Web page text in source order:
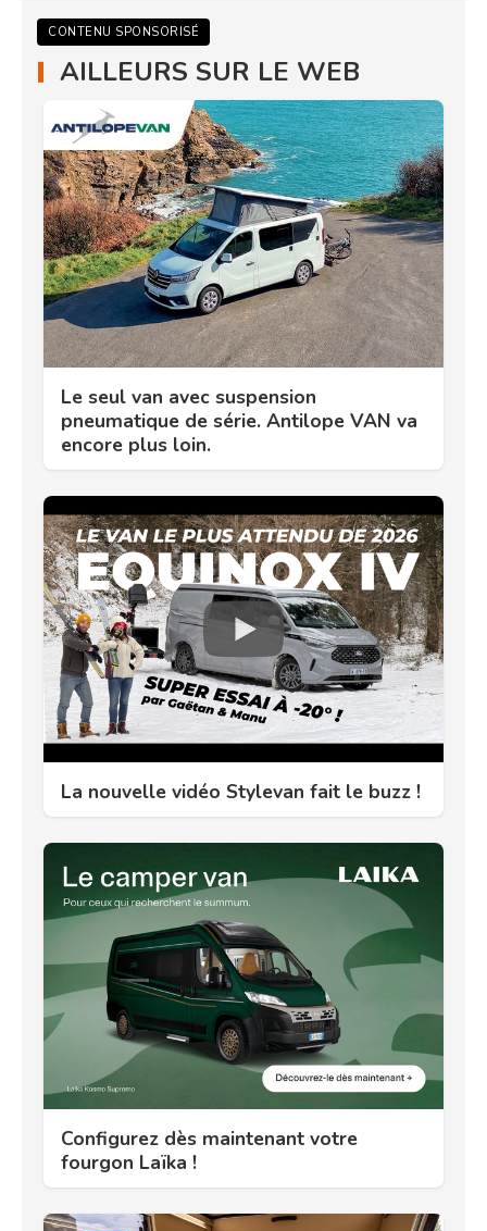
CONTENU SPONSORISÉ
AILLEURS SUR LE WEB
Le seul van avec suspension
pneumatique de série. Antilope VAN va
encore plus loin.
La nouvelle vidéo Stylevan fait le buzz !
Configurez dès maintenant votre
fourgon Laïka !